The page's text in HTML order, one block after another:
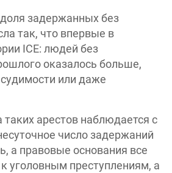
задержанных без
так, что впервые в
ICE: людей без
оказалось больше,
или даже
таких арестов наблюдается с
число задержаний
а правовые основания все
уголовным преступлениям, а